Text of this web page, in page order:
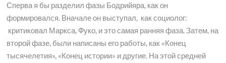
Сперва я бы разделил фазы Бодрийяра, как он
формировался. Вначале он выступал, как социолог:
критиковал Маркса, Фуко, и это самая ранняя фаза. Затем, на
второй фазе, были написаны его работы, как «Конец
тысячелетия», «Конец истории» и другие. На этой средней